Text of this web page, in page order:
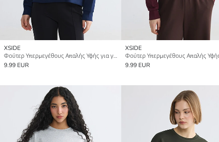
XSIDE
Φούτερ Υπερμεγέθους Απαλής Υφής για γυναίκες
9.99 EUR
XSIDE
9.99 EUR